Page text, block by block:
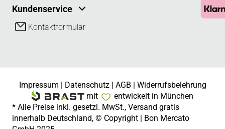
Kundenservice
Kontaktformular
Impressum | Datenschutz| AGB | Widerrufsbelehrung
mit
entwickelt in München
* Alle Preise inkl. gesetzl. MwSt., Versand gratis
innerhalb Deutschland, © Copyright | Bon Mercato